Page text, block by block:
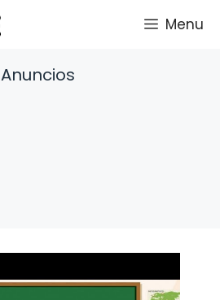
Menu
Anuncios